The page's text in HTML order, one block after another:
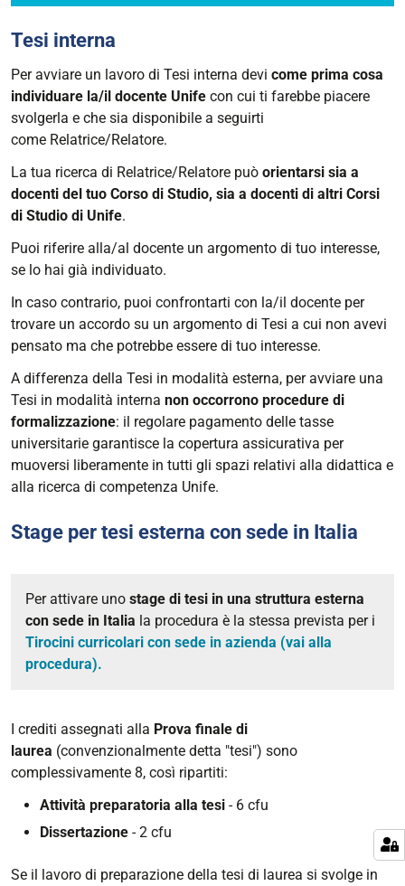
Tesi interna
Per avviare un lavoro di Tesi interna devi come prima cosa
individuare la/il docente Unife con cui ti farebbe piacere
svolgerla e che sia disponibile a seguirti
come Relatrice/Relatore.
La tua ricerca di Relatrice/Relatore può orientarsi sia a
docenti del tuo Corso di Studio, sia a docenti di altri Corsi
di Studio di Unife.
Puoi riferire alla/al docente un argomento di tuo interesse,
se lo hai già individuato.
In caso contrario, puoi confrontarti con la/il docente per
trovare un accordo su un argomento di Tesi a cui non avevi
pensato ma che potrebbe essere di tuo interesse.
A differenza della Tesi in modalità esterna, per avviare una
Tesi in modalità interna non occorrono procedure di
formalizzazione: il regolare pagamento delle tasse
universitarie garantisce la copertura assicurativa per
muoversi liberamente in tutti gli spazi relativi alla didattica e
alla ricerca di competenza Unife.
Stage per tesi esterna con sede in Italia
Per attivare uno stage di tesi in una struttura esterna
con sede in Italia la procedura è la stessa prevista per i
Tirocini curricolari con sede in azienda (vai alla
procedura).
I crediti assegnati alla Prova finale di
laurea (convenzionalmente detta "tesi") sono
complessivamente 8, così ripartiti:
Attività preparatoria alla tesi - 6 cfu
Dissertazione - 2 cfu
Se il lavoro di preparazione della tesi di laurea si svolge in